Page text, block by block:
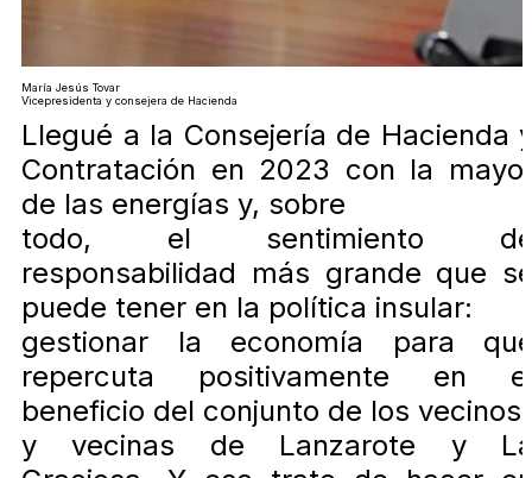
María Jesús Tovar
Vicepresidenta y consejera de Hacienda
Llegué a la Consejería de Hacienda
Contratación en 2023 con la
de las energías y, sobre
todo, el sentimiento
responsabilidad más grande que
puede tener en la política insular:
gestionar la economía para
repercuta positivamente en
beneficio del conjunto de los vecinos
y vecinas de Lanzarote y